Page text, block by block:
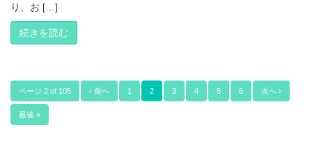
り、お […]
続きを読む
ページ 2 of 105 ‹ 前へ 1 2 3 4 5 6 次へ ›
最後 »